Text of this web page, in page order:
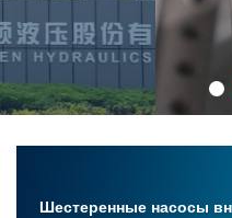
Шестеренные насосы